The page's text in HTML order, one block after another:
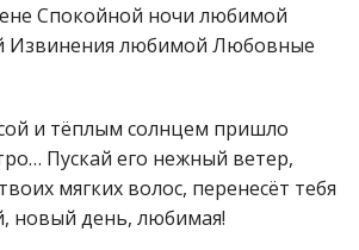
Спокойной ночи любимой
Извинения любимой Любовные
и тёплым солнцем пришло
Пускай его нежный ветер,
мягких волос, перенесёт тебя
новый день, любимая!